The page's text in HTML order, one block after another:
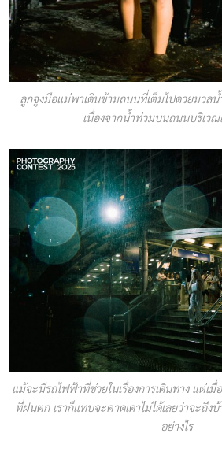
ลูกจูงมือแม่พาเดินข้ามถนนที่เต็มไปดวยมวล
เนื่องจากน้ำท่วมบนถนนบริเว
แม้จะมีรถไฟฟ้าที่ช่วยในเรื่องการเดินทาง แต่เมื่
ที่ฝนตก เราก็แทบจะคาดเดาไม่ได้เลยว่าจะถึง
อย่างไร